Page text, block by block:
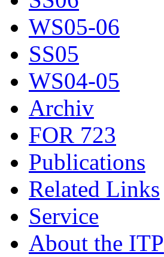
WS05-06
SS05
WS04-05
Archiv
FOR 723
Publications
Related Links
Service
About the ITP